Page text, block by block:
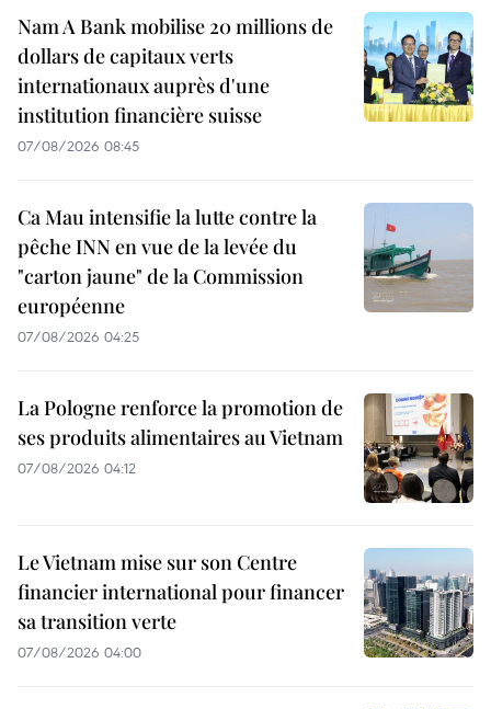
Nam A Bank mobilise 20 millions de
dollars de capitaux verts
internationaux auprès d'une
institution financière suisse
07/08/2026 08:45
Ca Mau intensifie la lutte contre la
pêche INN en vue de la levée du
"carton jaune" de la Commission
européenne
07/08/2026 04:25
La Pologne renforce la promotion de
ses produits alimentaires au Vietnam
07/08/2026 04:12
Le Vietnam mise sur son Centre
financier international pour financer
sa transition verte
07/08/2026 04:00